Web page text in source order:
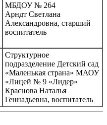
МБДОУ № 264
Арндт Светлана
Александровна, старший
воспитатель
Структурное
подразделение Детский сад
«Маленькая страна» МАОУ
«Лицей № 9 «Лидер»
Краснова Наталья
Геннадьевна, воспитатель